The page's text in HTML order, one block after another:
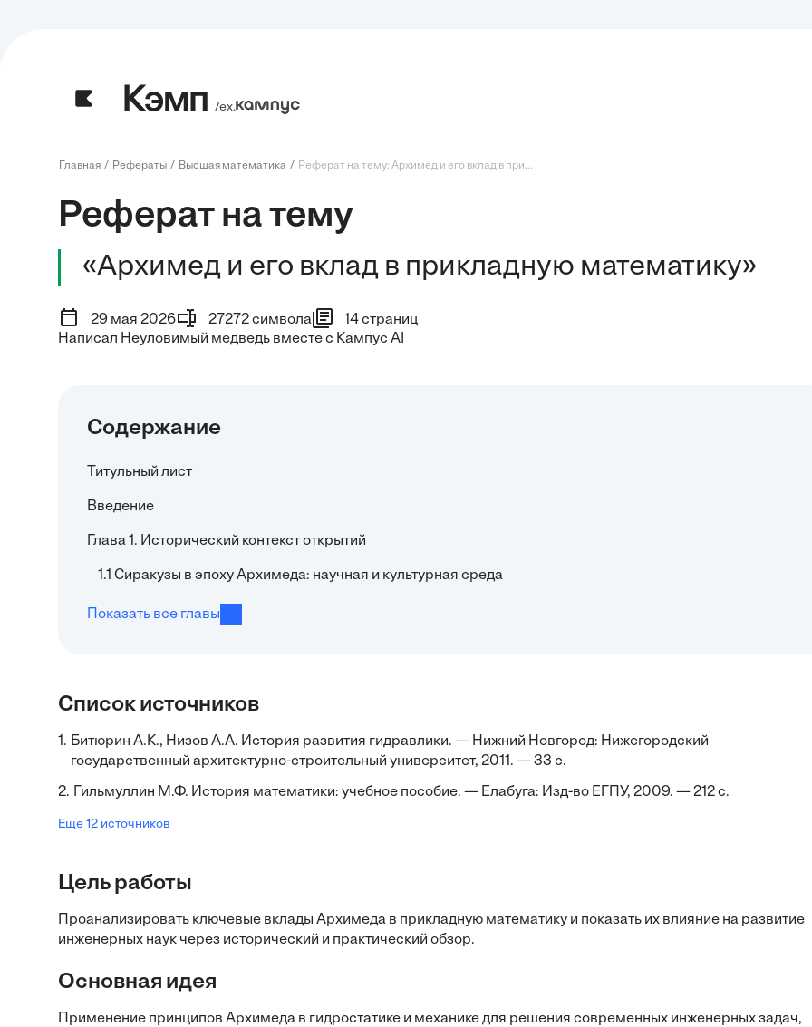
/ех.
Главная Рефераты Высшая математика Реферат на тему: Архимед и его вклад в при...
Реферат на тему
«Архимед и его вклад в прикладную математику»
29 мая 2026 27272 символа
14 страниц
Написал Неуловимый медведь вместе с Кампус AI
Содержание
Титульный лист
Введение
Глава 1. Исторический контекст открытий
1.1 Сиракузы в эпоху Архимеда: научная и культурная среда
Показать все главы
Список источников
1. Битюрин А.К., Низов А.А. История развития гидравлики. — Нижний Новгород: Нижегородский
государственный архитектурно-строительный университет, 2011. — 33 с.
2. Гильмуллин М.Ф. История математики: учебное пособие. — Елабуга: Изд-во ЕГПУ, 2009. — 212 с.
Еще 12 источников
Цель работы
Проанализировать ключевые вклады Архимеда в прикладную математику и показать их влияние на развитие
инженерных наук через исторический и практический обзор.
Основная идея
Применение принципов Архимеда в гидростатике и механике для решения современных инженерных задач,